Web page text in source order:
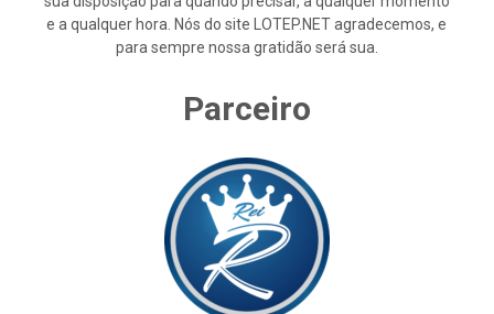
e a qualquer hora. Nós do site LOTEP.NET agradecemos, e
para sempre nossa gratidão será sua.
Parceiro